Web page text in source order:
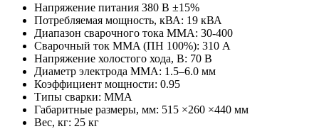
Напряжение питания 380 В ±15%
Потребляемая мощность, кВА: 19 кВА
Диапазон сварочного тока ММА: 30-400
Сварочный ток MMA (ПН 100%): 310 А
Напряжение холостого хода, В: 70 В
Диаметр электрода MMA: 1.5–6.0 мм
Коэффициент мощности: 0.95
Типы сварки: MMA
Габаритные размеры, мм: 515 ×260 ×440 мм
Вес, кг: 25 кг